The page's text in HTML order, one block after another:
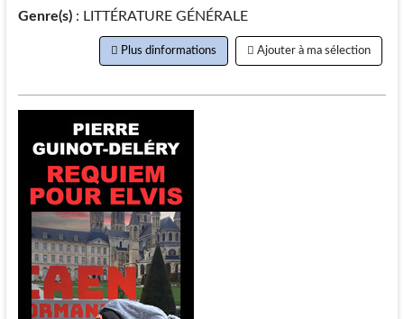
Genre(s): LITTÉRATURE GÉNÉRALE
Plus dinformations Ajouter à ma sélection